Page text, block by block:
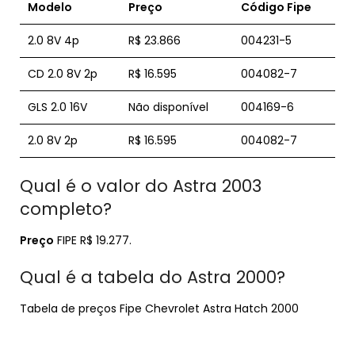
Modelo Preço Código Fipe
2.0 8V 4p R$ 23.866 004231-5
CD 2.0 8V 2p R$ 16.595 004082-7
GLS 2.0 16V Não disponível 004169-6
2.0 8V 2p R$ 16.595 004082-7
Qual é o valor do Astra 2003
completo?
Preço FIPE R$ 19.277.
Qual é a tabela do Astra 2000?
Tabela de preços Fipe Chevrolet Astra Hatch 2000